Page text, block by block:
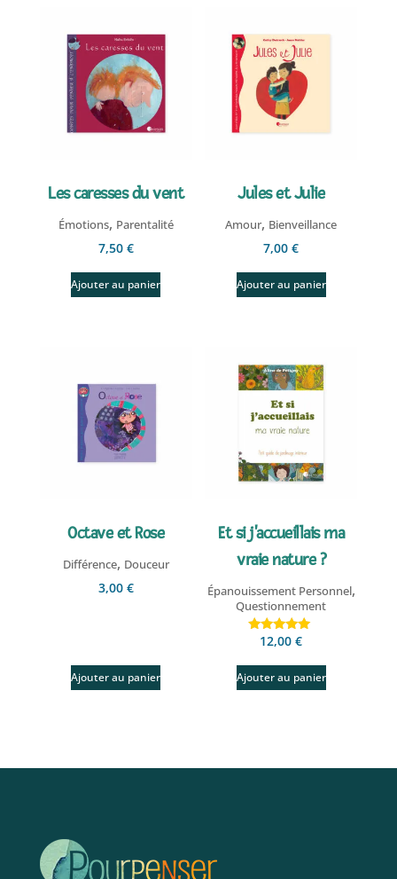
Les caresses du vent
Émotions, Parentalité
7,50 €
Ajouter au panier
Jules et Julie
Amour, Bienveillance
7,00€
Ajouter au panier
Octave et Rose
Différence, Douceur
3,00 €
Ajouter au panier
Et si j'accueillais ma
vraie nature ?
Épanouissement Personnel,
Questionnement
Note
sur 5
12,00€
Ajouter au panier